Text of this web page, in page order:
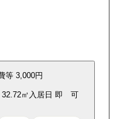
等 3,000円
32.72㎡ 入居日 即 可